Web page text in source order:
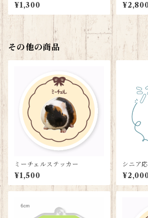
¥1,300
その他の商品
ミーチェルステッカー
¥1,500
シニア